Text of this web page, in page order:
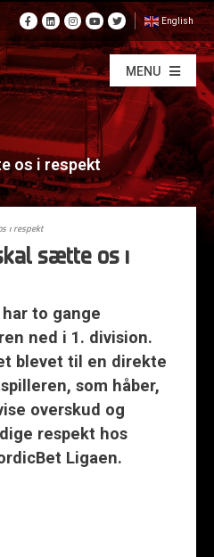
English
MENU
os i respekt
i respekt
sætte os i
to gange
ned i 1. division.
blevet til en direkte
som håber,
overskud og
respekt hos
Ligaen.